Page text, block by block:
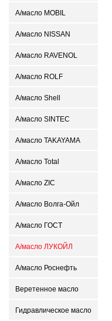
А/масло MOBIL
А/масло NISSAN
А/масло RAVENOL
А/масло ROLF
А/масло Shell
А/масло SINTEC
А/масло TAKAYAMA
А/масло Total
А/масло ZIC
А/масло Волга-Ойл
А/масло ГОСТ
А/масло ЛУКОЙЛ
А/масло Роснефть
Веретенное масло
Гидравлическое масло